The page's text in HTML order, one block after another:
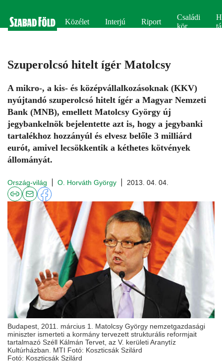
Közélet Interjú Riport
Családi
kör
Szuperolcsó hitelt ígér Matolcsy
A mikro-, a kis- és középvállalkozásoknak (KKV)
nyújtandó szuperolcsó hitelt ígér a Magyar Nemzeti
Bank (MNB), emellett Matolcsy György új
jegybankelnök bejelentette azt is, hogy a jegybanki
tartalékhoz hozzányúl és elvesz belőle 3 milliárd
eurót, amivel lecsökkentik a kéthetes kötvények
állományát.
Ország-világ O. Horváth György 2013. 04. 04.
Budapest, 2011. március 1. Matolcsy György nemzetgazdasági
miniszter ismerteti a kormány tervezett strukturális reformjait
tartalmazó Széll Kálmán Tervet, az V. kerületi Aranytíz
Kultúrházban. MTI Fotó: Koszticsák Szilárd
Fotó: Koszticsák Szilárd